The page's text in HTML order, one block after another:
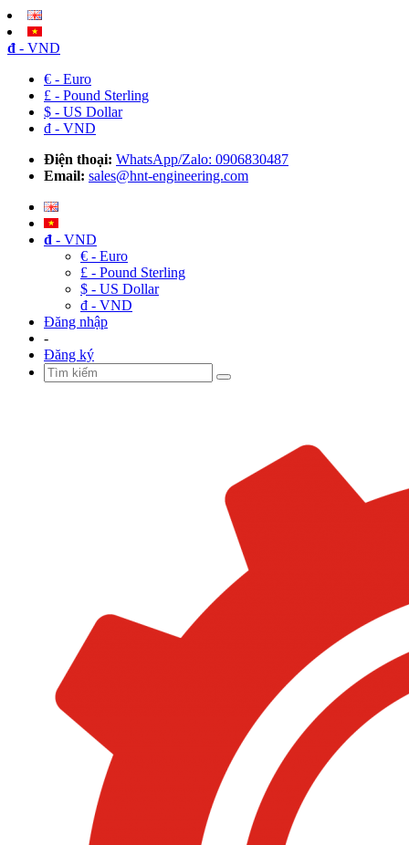
đ - VND
€ - Euro
£ - Pound Sterling
$ - US Dollar
đ - VND
Điện thoại: WhatsApp/Zalo: 0906830487
Email: sales@hnt-engineering.com
đ - VND
€ - Euro
£ - Pound Sterling
$ - US Dollar
đ - VND
Đăng nhập
-
Đăng ký